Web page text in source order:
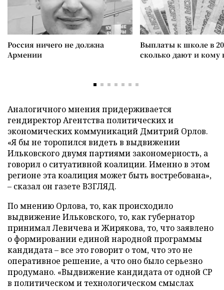
Россия ничего не должна
Армении
Выплаты к школе в
сколько дают и
Аналогичного мнения придерживается
гендиректор Агентства политических и
экономических коммуникаций Дмитрий Орлов.
«Я бы не торопился видеть в выдвижении
Ильковского двумя партиями закономерность, а
говорил о ситуативной коалиции. Именно в этом
регионе эта коалиция может быть востребована»,
– сказал он газете ВЗГЛЯД.
По мнению Орлова, то, как происходило
выдвижение Ильковского, то, как губернатор
принимал Левичева и Жирякова, то, что заявлено
о формировании единой народной программы
кандидата–все это говорит о том, что это не
оперативное решение, а что оно было серьезно
продумано. «Выдвижение кандидата от одной СР
в политическом и технологическом смыслах